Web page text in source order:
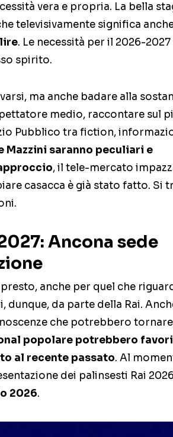
vera e propria. La bella
televisivamente significa
. Le necessità per il 2026-2027
spirito.
ma anche badare alla
medio, raccontare sul
Pubblico tra fiction,
Mazzini saranno peculiari e
, il tele-mercato
casacca è già stato fatto. Si
Ancona sede
anche per quel che
da parte della Rai.
che potrebbero
popolare potrebbero
al recente passato. Al
dei palinsesti Rai
2026.